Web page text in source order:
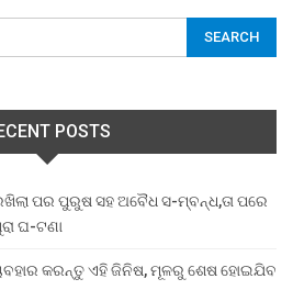
POSTS
ପର ପୁରୁଷ ସହ ଅବୈଧ ସ-ମ୍ବନ୍ଧ,ତା ପରେ
ଘ-ଟଣା
କରନ୍ତୁ ଏହି ଜିନିଷ, ମୂଳରୁ ଶେଷ ହୋଇଯିବ